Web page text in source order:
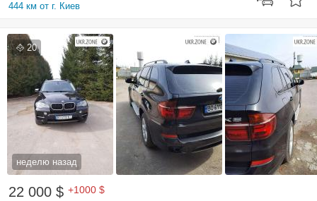
444 км от г. Киев
20
неделю назад
22 000 $ +1000 $